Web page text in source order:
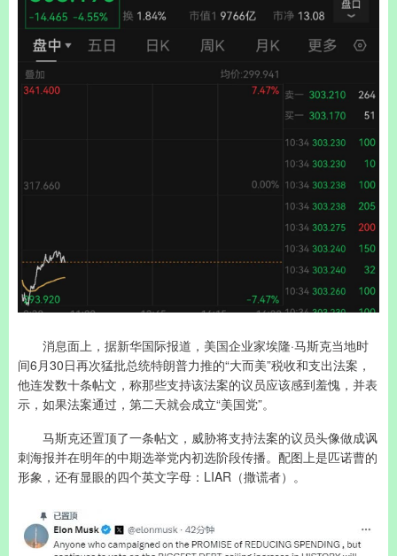
消息面上，据新华国际报道，美国企业家埃隆·马斯克当地时
间6月30日再次猛批总统特朗普力推的“大而美”税收和支出法案，
他连发数十条帖文，称那些支持该法案的议员应该感到羞愧，并表
示，如果法案通过，第二天就会成立“美国党”。
马斯克还置顶了一条帖文，威胁将支持法案的议员头像做成讽
刺海报并在明年的中期选举党内初选阶段传播。配图上是匹诺曹的
形象，还有显眼的四个英文字母：LIAR（撒谎者）。